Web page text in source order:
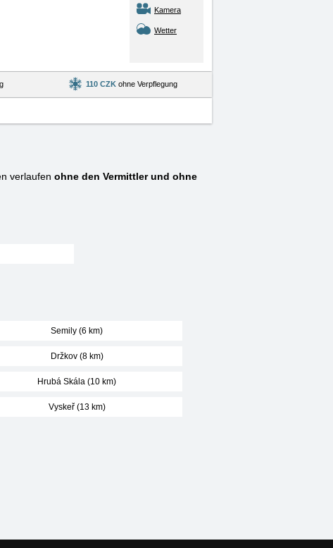
Kamera
Wetter
110 CZK ohne Verpflegung
verlaufen ohne den Vermittler und ohne
Semily (6 km)
Držkov (8 km)
Hrubá Skála (10 km)
Vyskeř (13 km)